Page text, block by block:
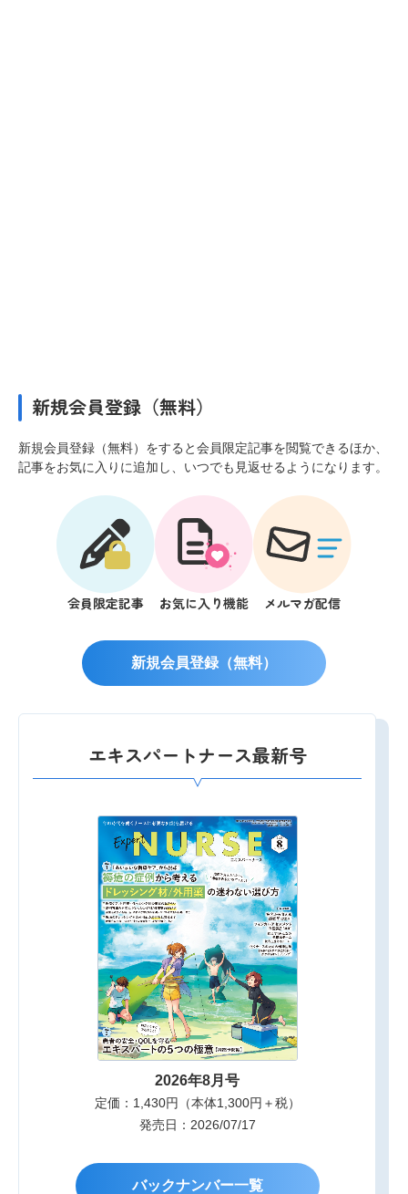
新規会員登録（無料）
新規会員登録（無料）をすると会員限定記事を閲覧できるほか、
記事をお気に入りに追加し、いつでも見返せるようになります。
会員限定記事 お気に入り機能 メルマガ配信
新規会員登録（無料）
エキスパートナース最新号
2026年8月号
定価：1,430円（本体1,300円＋税）
発売日：2026/07/17
バックナンバー一覧